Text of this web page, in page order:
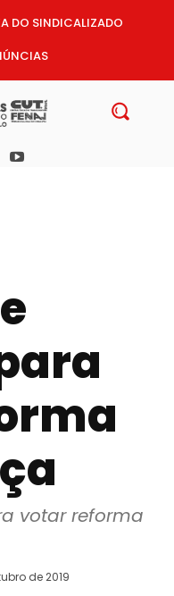
DO SINDICALIZADO
votar reforma
de 2019